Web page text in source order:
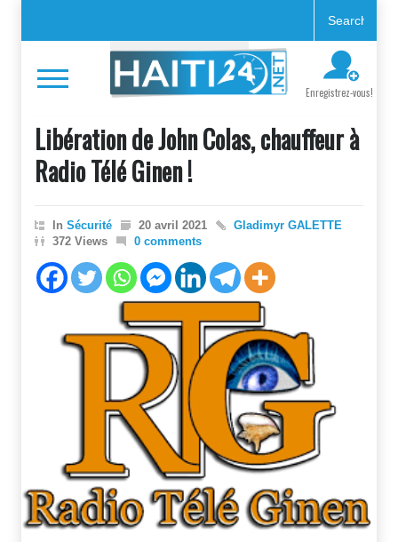
Enregistrez-vous!
Libération de John Colas, chauffeur à
Radio Télé Ginen !
In Sécurité 20 avril 2021
Gladimyr GALETTE
372 Views
0 comments